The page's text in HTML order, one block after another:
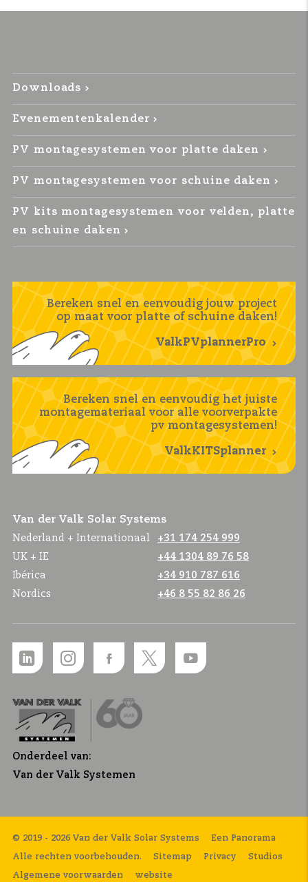
Downloads
Evenementenkalender
PV montagesystemen voor platte daken
PV montagesystemen voor schuine daken
PV kits montagesystemen voor velden, platte
en schuine daken
Bereken snel en eenvoudig jouw project
op maat voor platte of schuine daken!
ValkPVplannerPro
Bereken snel en eenvoudig het juiste
montagemateriaal voor alle voorverpakte
pv montagesystemen!
ValkKITSplanner
Van der Valk Solar Systems
Nederland + Internationaal
+31 174 254 999
UK + IE
+44 1304 89 76 58
Ibérica
+34 910 787 616
Nordics
+46 8 55 82 86 26
Onderdeel van:
Van der Valk Systemen
© 2019 - 2026 Van der Valk Solar Systems
Alle rechten voorbehouden. Sitemap Privacy
Algemene voorwaarden
Een Panorama
Studios
website